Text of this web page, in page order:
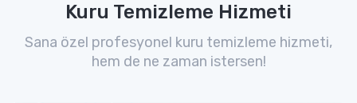
Kuru Temizleme Hizmeti
Sana özel profesyonel kuru temizleme hizmeti,
hem de ne zaman istersen!